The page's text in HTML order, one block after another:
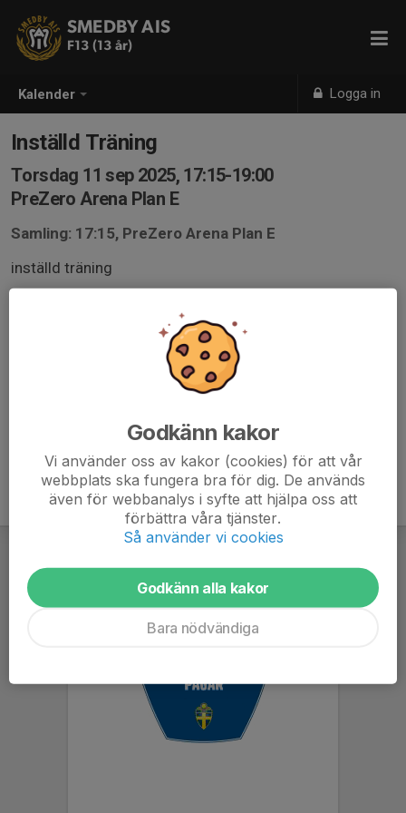
Kalender Logga in
SMEDBY AIS
F13 (13 år)
Inställd Träning
Torsdag 11 sep 2025, 17:15-19:00
PreZero Arena Plan E
Samling: 17:15, PreZero Arena Plan E
inställd träning
Godkänn kakor
Vi använder oss av kakor (cookies) för att vår
webbplats ska fungera bra för dig. De används
även för webbanalys i syfte att hjälpa oss att
förbättra våra tjänster.
Så använder vi cookies
Godkänn alla kakor
Bara nödvändiga